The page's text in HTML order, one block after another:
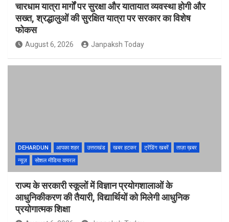
चारधाम यात्रा मार्गों पर सुरक्षा और यातायात व्यवस्था होगी और
सख्त, श्रद्धालुओं की सुरक्षित यात्रा पर सरकार का विशेष
फोकस
August 6, 2026 Janpaksh Today
DEHARDUN आपका शहर उत्तराखंड खबर हटकर ट्रेंडिंग खबरें
ताज़ा ख़बर
न्यूज़
सोशल मीडिया वायरल
राज्य के सरकारी स्कूलों में विज्ञान प्रयोगशालाओं के
आधुनिकीकरण की तैयारी, विद्यार्थियों को मिलेगी आधुनिक
प्रयोगात्मक शिक्षा